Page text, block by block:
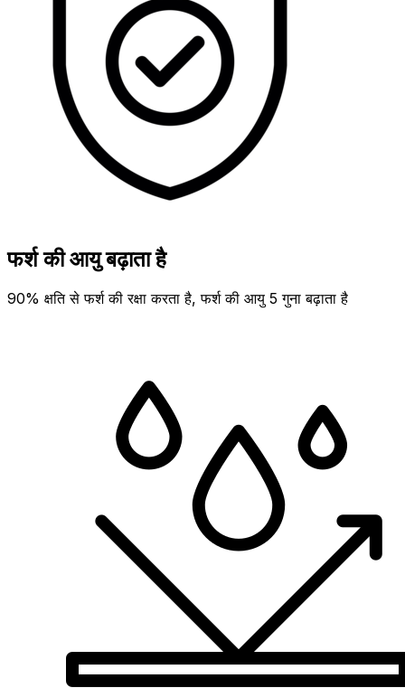
फर्श की आयु बढ़ाता है
90% क्षति से फर्श की रक्षा करता है, फर्श की आयु 5 गुना बढ़ाता है